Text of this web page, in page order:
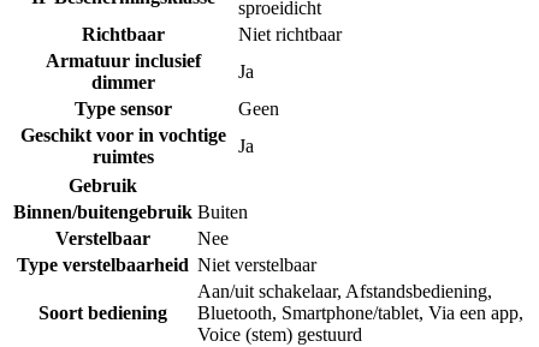
sproeidicht
Richtbaar
Niet richtbaar
Armatuur inclusief
dimmer
Ja
Type sensor
Geen
Geschikt voor in vochtige
ruimtes
Ja
Gebruik
Binnen/buitengebruik Buiten
Verstelbaar
Nee
Type verstelbaarheid Niet verstelbaar
Soort bediening
Aan/uit schakelaar, Afstandsbediening,
Bluetooth, Smartphone/tablet, Via een app,
Voice (stem) gestuurd